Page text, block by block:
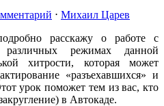
⋅ Михаил Царев
расскажу о работе с
различных режимах данной
хитрости, которая может
«разъехавшихся» и
урок поможет тем из вас, кто
в Автокаде.